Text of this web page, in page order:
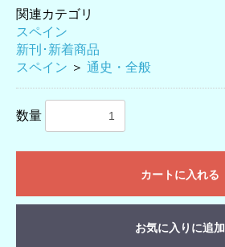
関連カテゴリ
スペイン
新刊･新着商品
スペイン ＞ 通史・全般
数量
カートに入れる
お気に入りに追加